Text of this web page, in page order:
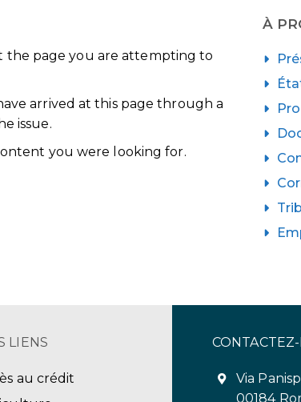
the page you are attempting to
arrived at this page through a
issue.
you were looking for.
À
LIENS
au crédit
Via
00184